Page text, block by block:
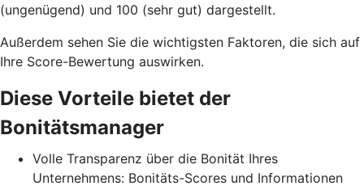
(ungenügend) und 100 (sehr gut) dargestellt.
Außerdem sehen Sie die wichtigsten Faktoren, die sich auf
Ihre Score-Bewertung auswirken.
Diese Vorteile bietet der
Bonitätsmanager
Volle Transparenz über die Bonität Ihres
Unternehmens: Bonitäts-Scores und Informationen